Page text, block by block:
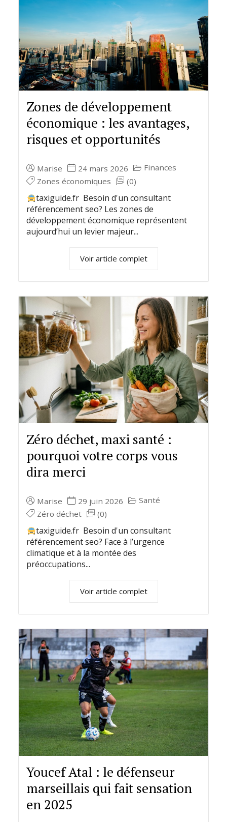
Zones de développement
économique : les avantages,
risques et opportunités
Marise 24 mars 2026
Finances
Zones économiques
(0)
taxiguide.fr Besoin d'un consultant
référencement seo? Les zones de
développement économique représentent
aujourd’hui un levier majeur...
Voir article complet
Zéro déchet, maxi santé :
pourquoi votre corps vous
dira merci
Marise 29 juin 2026
Santé
Zéro déchet
(0)
taxiguide.fr Besoin d'un consultant
référencement seo? Face à l’urgence
climatique et à la montée des
préoccupations...
Voir article complet
Youcef Atal : le défenseur
marseillais qui fait sensation
en 2025